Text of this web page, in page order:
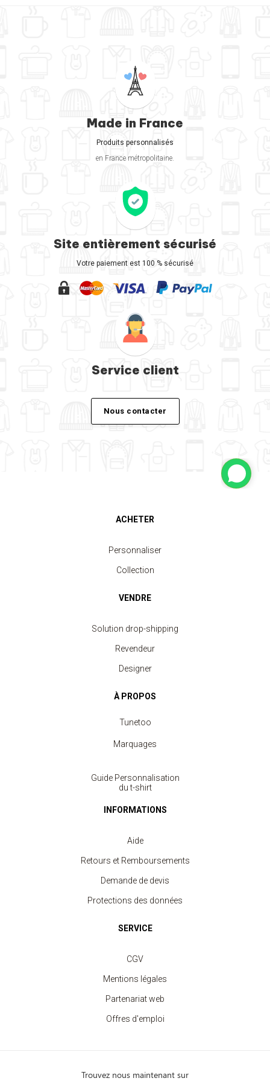
Made in France
Produits personnalisés
en France métropolitaine.
Site entièrement sécurisé
Votre paiement est 100 % sécurisé
Service client
Nous contacter
ACHETER
Personnaliser
Collection
VENDRE
Solution drop-shipping
Revendeur
Designer
À PROPOS
Tunetoo
Marquages
Guide Personnalisation
du t-shirt
INFORMATIONS
Aide
Retours et Remboursements
Demande de devis
Protections des données
SERVICE
CGV
Mentions légales
Partenariat web
Offres d'emploi
Trouvez nous maintenant sur